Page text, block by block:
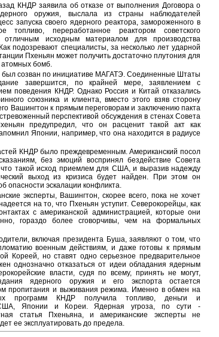
КНДР заявила об отказе от выполнения Договора о
оружия, выслала из страны наблюдателей
запуска своего ядерного реактора, замороженного в
топливо, переработанное реактором советского
отличным исходным материалом для производства
подозревают специалисты, за несколько лет ударной
Пхеньян может получить достаточно плутония для
атомных бомб.
был созван по инициативе МАГАТЭ. Соединенные Штаты
завершится, по крайней мере, заявлением с
поведения КНДР. Однако Россия и Китай отказались
союзника и клиента, вместо этого взяв сторону
Вашингтон к прямым переговорам и заключению пакта
перспективой обсуждения в стенах Совета
предупредил, что он расценит такой акт как
Японии, например, что она находится в радиусе
КНДР было преждевременным. Американский посол
без эмоций воспринял бездействие Совета
что такой исход приемлем для США, и выразив надежду
выход из кризиса будет найден. При этом он
опасности эскалации конфликта.
эксперты, Вашингтон, скорее всего, пока не хочет
на то, что Пхеньян уступит. Северокорейцы, как
с американской администрацией, которые они
гораздо более сговорчивы, чем на формальных
включая президента Буша, заявляют о том, что
военным действиям, и даже готовы к прямым
Кореей, но ставят одно серьезное предварительное
однозначно отказаться от идеи обладания ядерным
власти, судя по всему, принять не могут,
ядерного оружия и его экспорта остается
пропитания и выживания режима. Именно в обмен на
программ КНДР получила топливо, деньги и
США, Японии и Кореи. Ядерная угроза, по сути -
статья Пхеньяна, и американские эксперты не
ее эксплуатировать до предела.